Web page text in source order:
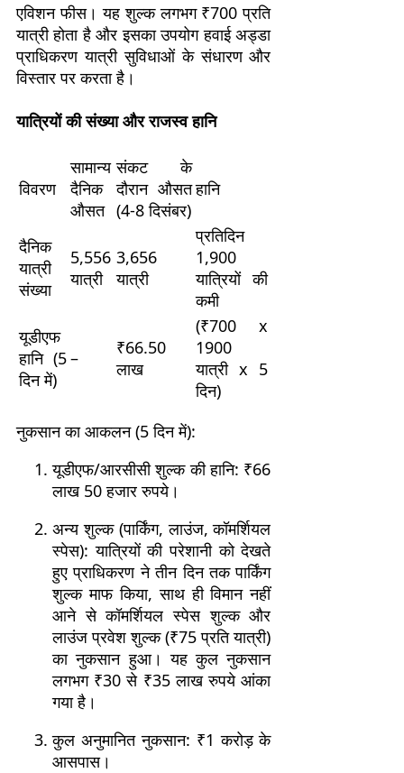
एविशन फीस। यह शुल्क लगभग ₹700 प्रति
यात्री होता है और इसका उपयोग हवाई अड्डा
प्राधिकरण यात्री सुविधाओं के संधारण और
विस्तार पर करता है।
यात्रियों की संख्या और राजस्व हानि
विवरण
सामान्य
दैनिक
औसत
संकट के
दौरान औसत
(4-8 दिसंबर)
हानि
दैनिक
यात्री
संख्या
5,556
यात्री
3,656
यात्री
प्रतिदिन
1,900
यात्रियों की
कमी
यूडीएफ
हानि (5
दिन में)
–
₹66.50
लाख
(₹700 x
1900
यात्री x 5
दिन)
नुकसान का आकलन (5 दिन में):
यूडीएफ/आरसीसी शुल्क की हानि: ₹66
लाख 50 हजार रुपये।
अन्य शुल्क (पार्किंग, लाउंज, कॉमर्शियल
स्पेस): यात्रियों की परेशानी को देखते
हुए प्राधिकरण ने तीन दिन तक पार्किंग
शुल्क माफ किया, साथ ही विमान नहीं
आने से कॉमर्शियल स्पेस शुल्क और
लाउंज प्रवेश शुल्क (₹75 प्रति यात्री)
का नुकसान हुआ। यह कुल नुकसान
लगभग ₹30 से ₹35 लाख रुपये आंका
गया है।
कुल अनुमानित नुकसान: ₹1 करोड़ के
आसपास।